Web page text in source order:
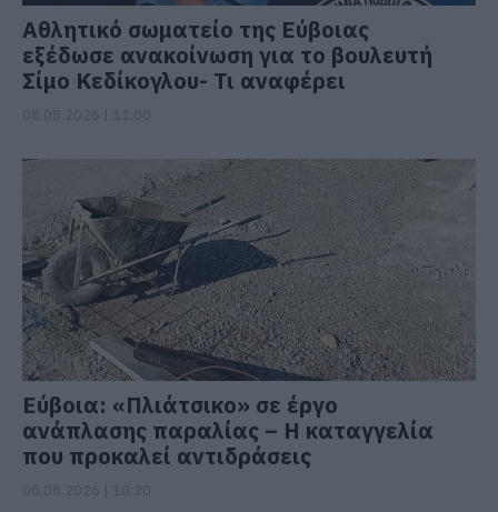
Αθλητικό σωματείο της Εύβοιας
εξέδωσε ανακοίνωση για το βουλευτή
Σίμο Κεδίκογλου- Τι αναφέρει
Εύβοια: «Πλιάτσικο» σε έργο
ανάπλασης παραλίας – Η καταγγελία
που προκαλεί αντιδράσεις